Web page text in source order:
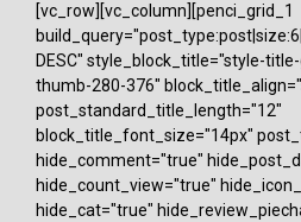
[vc_row][vc_column][penci_grid_1
DESC" style_block_title="style-
thumb-280-376"
post_standard_title_length="12"
block_title_font_size="14px"
hide_comment="true"
hide_count_view="true"
hide_cat="true"